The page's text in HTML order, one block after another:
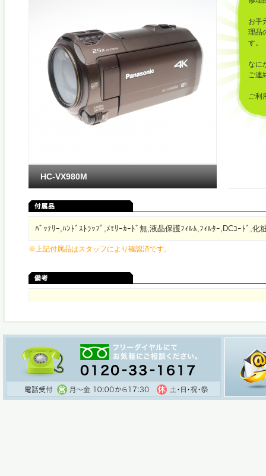
お手
理品
す。
なに
ご連
ご利
HC-VX980M
ﾊﾞｯﾃﾘｰ,ﾊﾝﾄﾞｽﾄﾗｯﾌﾟ,ﾒﾓﾘｰｶｰﾄﾞ無,液晶保護ﾌｨﾙﾑ,ﾌｨﾙﾀｰ,DCｺｰﾄﾞ,化
※上記付属品はスタッフにより確認済です。